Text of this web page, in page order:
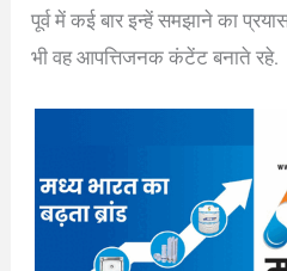
पूर्व में कई बार इन्हें समझाने का
भी वह आपत्तिजनक कंटेंट बनाते रहे.